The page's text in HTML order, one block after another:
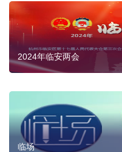
2024年临安两会
临场